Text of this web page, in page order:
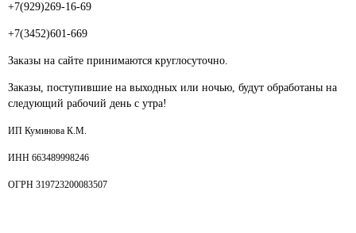
+7(929)269-16-69
+7(3452)601-669
Заказы на сайте принимаются круглосуточно.
Заказы, поступившие на выходных или ночью, будут обработаны на
следующий рабочий день с утра!
ИП Куминова К.М.
ИНН 663489998246
ОГРН 319723200083507